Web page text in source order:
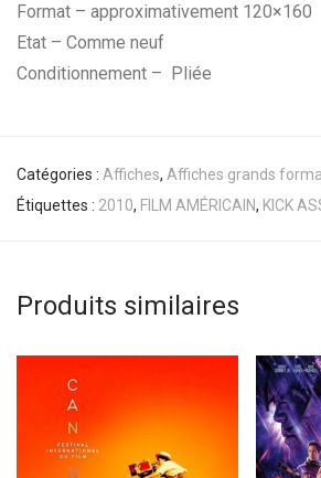
Format – approximativement 120×160
Etat – Comme neuf
Conditionnement – Pliée
Catégories : Affiches, Affiches grands
Étiquettes : 2010, FILM AMÉRICAIN, KICK
Produits similaires